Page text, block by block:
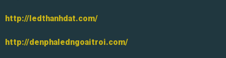
http://ledthanhdat.com/
http://denphaledngoaitroi.com/